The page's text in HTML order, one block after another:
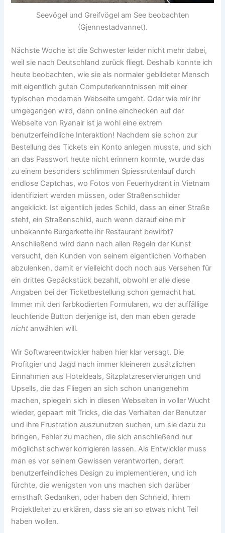
Seevögel und Greifvögel am See beobachten
(Gjennestadvannet).
Nächste Woche ist die Schwester leider nicht mehr dabei,
weil sie nach Deutschland zurück fliegt. Deshalb konnte ich
heute beobachten, wie sie als normaler gebildeter Mensch
mit eigentlich guten Computerkenntnissen mit einer
typischen modernen Webseite umgeht. Oder wie mir ihr
umgegangen wird, denn online einchecken auf der
Webseite von Ryanair ist ja wohl eine extrem
benutzerfeindliche Interaktion! Nachdem sie schon zur
Bestellung des Tickets ein Konto anlegen musste, und sich
an das Passwort heute nicht erinnern konnte, wurde das
zu einem besonders schlimmen Spiessrutenlauf durch
endlose Captchas, wo Fotos von Feuerhydrant in Vietnam
identifiziert werden müssen, oder Straßenschilder
angeklickt. Ist eigentlich jedes Schild, dass an einer Straße
steht, ein Straßenschild, auch wenn darauf eine mir
unbekannte Burgerkette ihr Restaurant bewirbt?
Anschließend wird dann nach allen Regeln der Kunst
versucht, den Kunden von seinem eigentlichen Vorhaben
abzulenken, damit er vielleicht doch noch aus Versehen für
ein drittes Gepäckstück bezahlt, obwohl er alle diese
Angaben bei der Ticketbestellung schon gemacht hat.
Immer mit den farbkodierten Formularen, wo der auffällige
leuchtende Button derjenige ist, den man eben gerade
nicht anwählen will.
Wir Softwareentwickler haben hier klar versagt. Die
Profitgier und Jagd nach immer kleineren zusätzlichen
Einnahmen aus Hoteldeals, Sitzplatzreservierungen und
Upsells, die das Fliegen an sich schon unangenehm
machen, spiegeln sich in diesen Webseiten in voller Wucht
wieder, gepaart mit Tricks, die das Verhalten der Benutzer
und ihre Frustration auszunutzen suchen, um sie dazu zu
bringen, Fehler zu machen, die sich anschließend nur
möglichst schwer korrigieren lassen. Als Entwickler muss
man es vor seinem Gewissen verantworten, derart
benutzerfeindliches Design zu implementieren, und ich
fürchte, die wenigsten von uns machen sich darüber
ernsthaft Gedanken, oder haben den Schneid, ihrem
Projektleiter zu erklären, dass sie an so etwas nicht Teil
haben wollen.